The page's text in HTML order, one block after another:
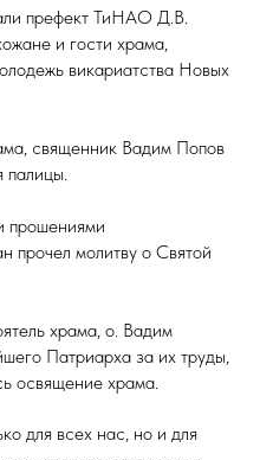
префект ТиНАО Д.В.
и гости храма,
викариатства Новых
священник Вадим Попов
палицы.
прошениями
прочел молитву о Святой
храма, о. Вадим
Патриарха за их труды,
освящение храма.
для всех нас, но и для